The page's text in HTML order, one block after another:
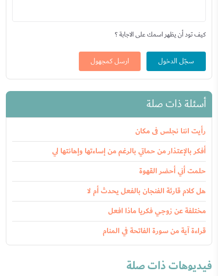
كيف تود أن يظهر اسمك على الاجابة ؟
سجّل الدخول ارسل كمجهول
أسئلة ذات صلة
رأيت اننا نجلس فى مكان
أفكر بالإعتذار من حماتي بالرغم من إساءتها وإهانتها لي
حلمت أني أحضر القهوة
هل كلام قارئة الفنجان بالفعل يحدث أم لا
مختلفة عن زوجي فكريا ماذا افعل
قراءة آية من سورة الفاتحة في المنام
فيديوهات ذات صلة